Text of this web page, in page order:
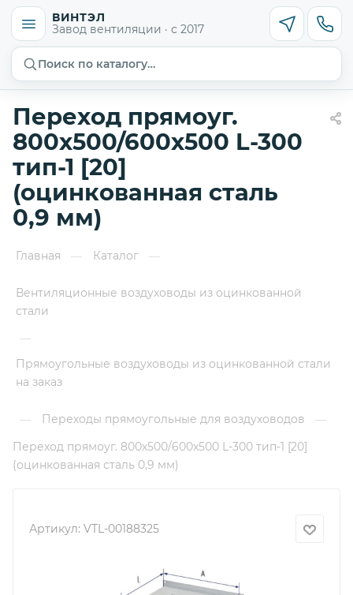
ВИНТЭЛ
Завод вентиляции · с 2017
Поиск по каталогу…
Переход прямоуг.
800х500/600х500 L-300
тип-1 [20]
(оцинкованная сталь
0,9 мм)
Главная — Каталог —
Вентиляционные воздуховоды из оцинкованной
стали
—
Прямоугольные воздуховоды из оцинкованной стали
на заказ
— Переходы прямоугольные для воздуховодов
—
Переход прямоуг. 800х500/600х500 L-300 тип-1 [20]
(оцинкованная сталь 0,9 мм)
Артикул: VTL-00188325